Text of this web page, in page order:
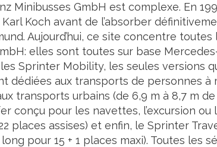
Minibusses GmbH est complexe. En
Koch avant de l’absorber
Aujourd’hui, ce site concentre toutes
elles sont toutes sur base
Sprinter Mobility, les seules versions
dédiées aux transports de personnes à
transports urbains (de 6,9 m à 8,7 m de
conçu pour les navettes, l’excursion
places assises) et enfin, le Sprinter
pour 15 + 1 places maxi). Toutes les